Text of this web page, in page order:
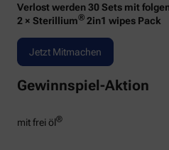
Verlost werden 30 Sets mit
2 × Sterillium® 2in1 wipes Pack
Jetzt Mitmachen
Gewinnspiel-Aktion
mit frei öl®